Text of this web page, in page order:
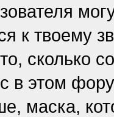
к твоему
сколько
в этом
маска,